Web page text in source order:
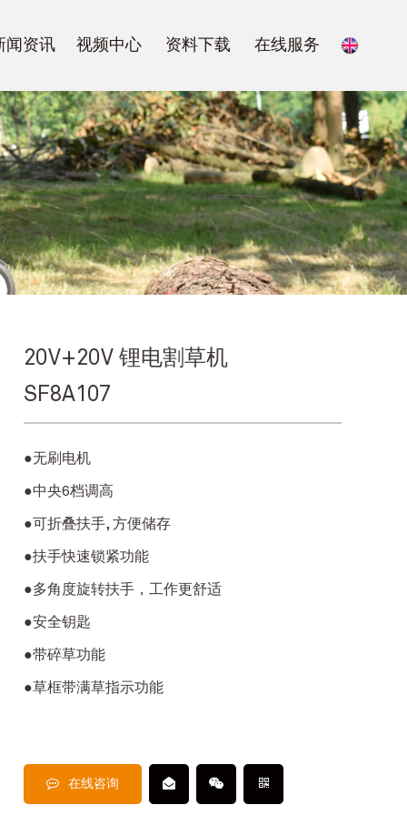
闻资讯 视频中心 资料下载 在线服务
20V+20V 锂电割草机
SF8A107
●无刷电机
●中央6档调高
●可折叠扶手, 方便储存
●扶手快速锁紧功能
●多角度旋转扶手，工作更舒适
●安全钥匙
●带碎草功能
●草框带满草指示功能
在线咨询